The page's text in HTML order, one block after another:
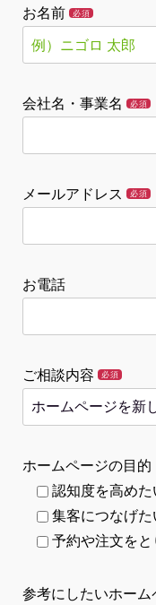
お名前 必須
会社名・事業名 必須
メールアドレス 必須
お電話
ご相談内容 必須
ホームページの目的
認知度を高めた
集客につなげた
予約や注文をと
参考にしたいホーム